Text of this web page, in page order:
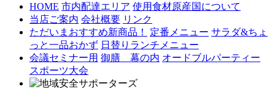
HOME 市内配達エリア 使用食材原産国について
当店ご案内 会社概要 リンク
ただいまおすすめ新商品！
定番メニュー サラダ&ちょ
っと一品おかず 日替りランチメニュー
会議セミナー用 御膳 幕の内 オードブルパーティー
スポーツ大会